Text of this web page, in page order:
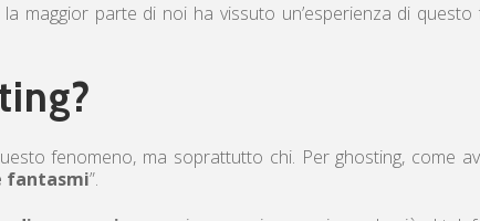
maggior parte di noi ha vissuto un’esperienza di questo
fenomeno, ma soprattutto chi. Per ghosting, come
fantasmi”.